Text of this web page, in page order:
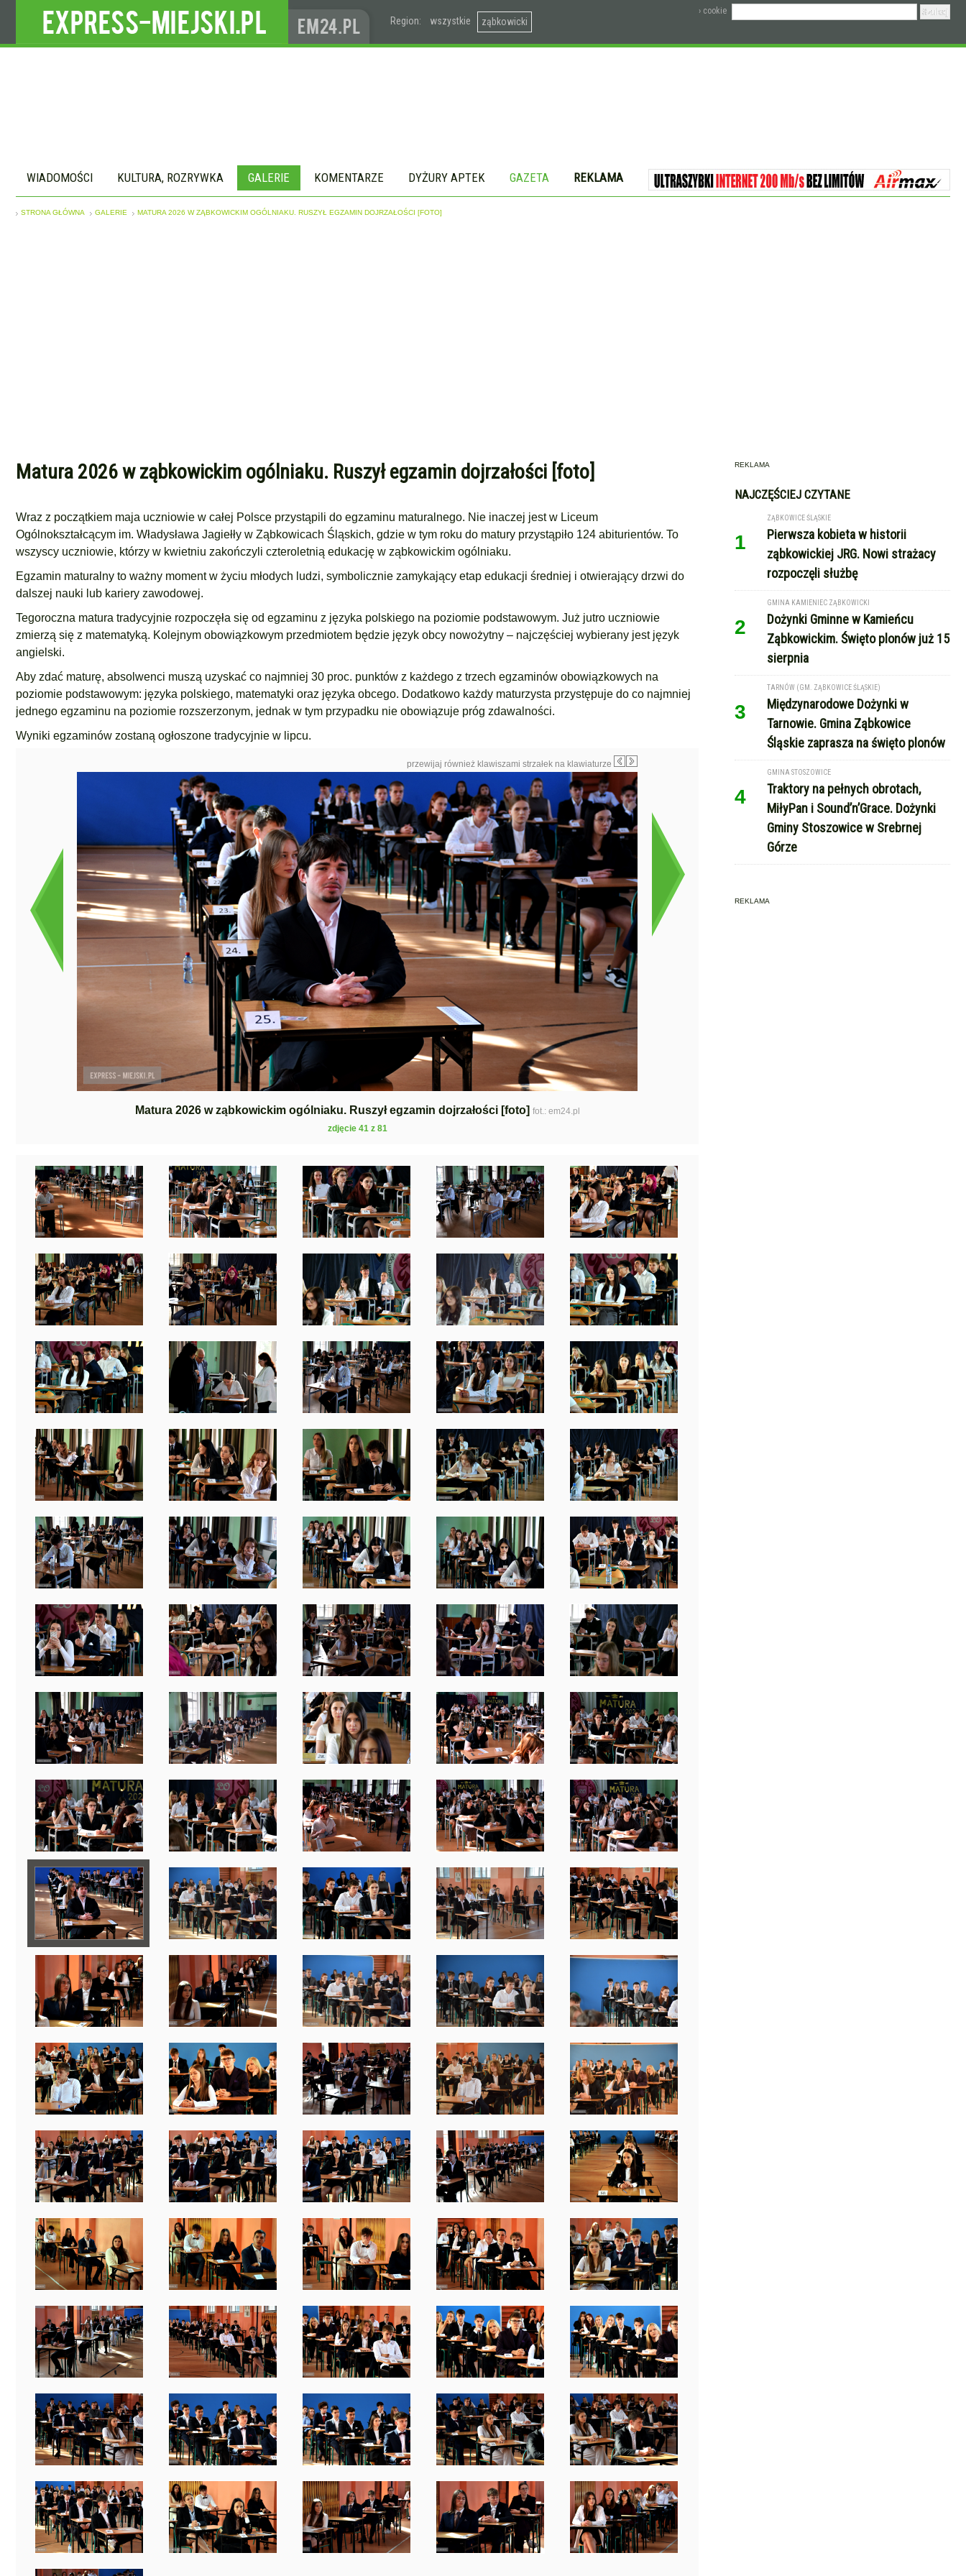
Region: wszystkie ząbkowicki
› cookie
WIADOMOŚCI KULTURA, ROZRYWKA GALERIE KOMENTARZE DYŻURY APTEK GAZETA REKLAMA
STRONA GŁÓWNA GALERIE MATURA 2026 W ZĄBKOWICKIM OGÓLNIAKU. RUSZYŁ EGZAMIN DOJRZAŁOŚCI [FOTO]
Matura 2026 w ząbkowickim ogólniaku. Ruszył egzamin dojrzałości [foto]
Wraz z początkiem maja uczniowie w całej Polsce przystąpili do egzaminu maturalnego. Nie inaczej jest w Liceum
Ogólnokształcącym im. Władysława Jagiełły w Ząbkowicach Śląskich, gdzie w tym roku do matury przystąpiło 124 abiturientów. To
wszyscy uczniowie, którzy w kwietniu zakończyli czteroletnią edukację w ząbkowickim ogólniaku.
Egzamin maturalny to ważny moment w życiu młodych ludzi, symbolicznie zamykający etap edukacji średniej i otwierający drzwi do
dalszej nauki lub kariery zawodowej.
Tegoroczna matura tradycyjnie rozpoczęła się od egzaminu z języka polskiego na poziomie podstawowym. Już jutro uczniowie
zmierzą się z matematyką. Kolejnym obowiązkowym przedmiotem będzie język obcy nowożytny – najczęściej wybierany jest język
angielski.
Aby zdać maturę, absolwenci muszą uzyskać co najmniej 30 proc. punktów z każdego z trzech egzaminów obowiązkowych na
poziomie podstawowym: języka polskiego, matematyki oraz języka obcego. Dodatkowo każdy maturzysta przystępuje do co najmniej
jednego egzaminu na poziomie rozszerzonym, jednak w tym przypadku nie obowiązuje próg zdawalności.
Wyniki egzaminów zostaną ogłoszone tradycyjnie w lipcu.
przewijaj również klawiszami strzałek na klawiaturze
Matura 2026 w ząbkowickim ogólniaku. Ruszył egzamin dojrzałości [foto] fot.: em24.pl
zdjęcie 41 z 81
REKLAMA
NAJCZĘŚCIEJ CZYTANE
1
ZĄBKOWICE ŚLĄSKIE
Pierwsza kobieta w historii
ząbkowickiej JRG. Nowi strażacy
rozpoczęli służbę
2
GMINA KAMIENIEC ZĄBKOWICKI
Dożynki Gminne w Kamieńcu
Ząbkowickim. Święto plonów już 15
sierpnia
3
TARNÓW (GM. ZĄBKOWICE ŚLĄSKIE)
Międzynarodowe Dożynki w
Tarnowie. Gmina Ząbkowice
Śląskie zaprasza na święto plonów
4
GMINA STOSZOWICE
Traktory na pełnych obrotach,
MiłyPan i Sound’n’Grace. Dożynki
Gminy Stoszowice w Srebrnej
Górze
REKLAMA